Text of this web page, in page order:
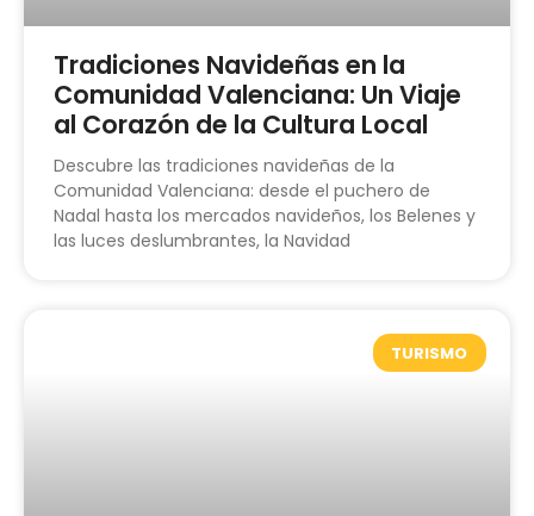
Tradiciones Navideñas en la
Comunidad Valenciana: Un Viaje
al Corazón de la Cultura Local
Descubre las tradiciones navideñas de la
Comunidad Valenciana: desde el puchero de
Nadal hasta los mercados navideños, los Belenes y
las luces deslumbrantes, la Navidad
TURISMO